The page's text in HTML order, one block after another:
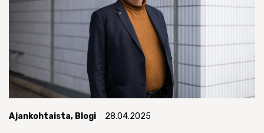
Ajankohtaista, Blogi 28.04.2025